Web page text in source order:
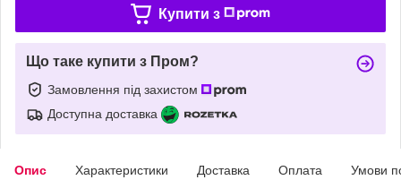
Купити з
Що таке купити з Пром?
Замовлення під захистом
Доступна доставка
Опис Характеристики Доставка Оплата Умови